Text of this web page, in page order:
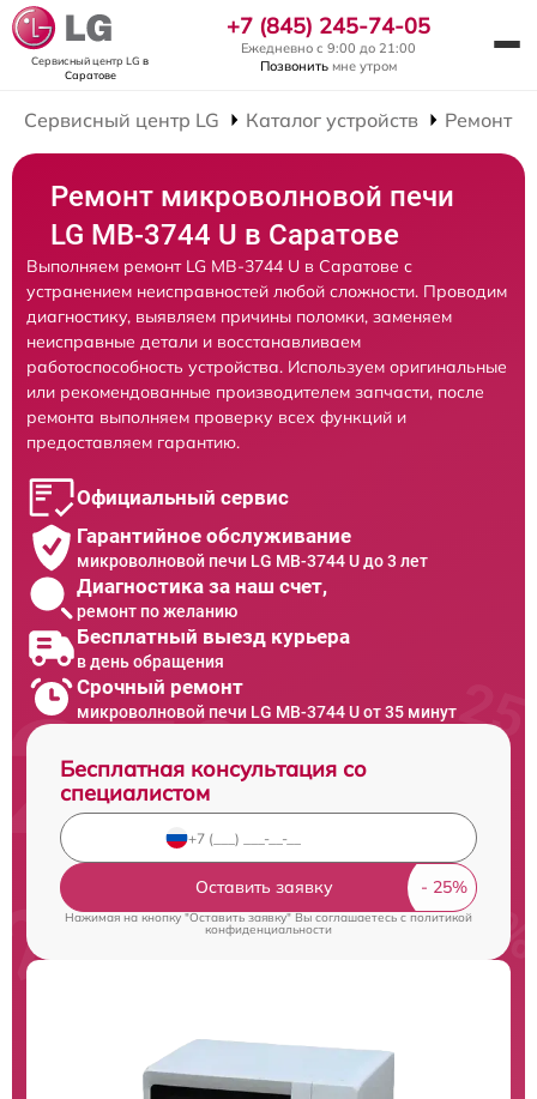
Сервисный центр LG в
Саратове
+7 (845) 245-74-05
Ежедневно с 9:00 до 21:00
Позвонить мне утром
Сервисный центр LG Каталог устройств Ремонт
Ремонт микроволновой печи
LG MB-3744 U в Саратове
Выполняем ремонт LG MB-3744 U в Саратове с
устранением неисправностей любой сложности. Проводим
диагностику, выявляем причины поломки, заменяем
неисправные детали и восстанавливаем
работоспособность устройства. Используем оригинальные
или рекомендованные производителем запчасти, после
ремонта выполняем проверку всех функций и
предоставляем гарантию.
Официальный сервис
Гарантийное обслуживание
микроволновой печи LG MB-3744 U до 3 лет
Диагностика за наш счет,
ремонт по желанию
Бесплатный выезд курьера
в день обращения
Срочный ремонт
микроволновой печи LG MB-3744 U от 35 минут
Бесплатная консультация со
специалистом
Оставить заявку
Нажимая на кнопку "Оставить заявку" Вы соглашаетесь cполитикой
конфиденциальности